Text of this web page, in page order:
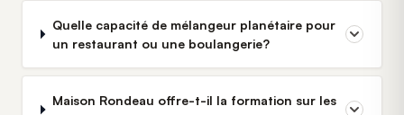
Quelle capacité de mélangeur planétaire pour
un restaurant ou une boulangerie?
Maison Rondeau offre-t-il la formation sur les